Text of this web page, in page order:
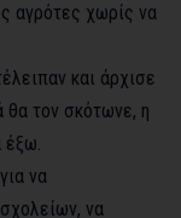
αγρότες χωρίς να
και άρχισε
θα τον σκότωνε, η
έξω.
να
να